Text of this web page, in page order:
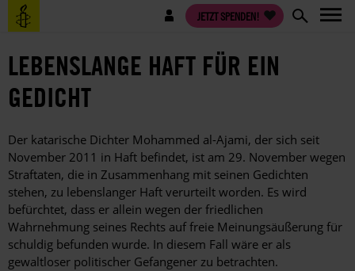
Direkt
zum
Benutzermenü JETZT SPENDEN!
LEBENSLANGE HAFT FÜR EIN
GEDICHT
Der katarische Dichter Mohammed al-Ajami, der sich seit
November 2011 in Haft befindet, ist am 29. November wegen
Straftaten, die in Zusammenhang mit seinen Gedichten
stehen, zu lebenslanger Haft verurteilt worden. Es wird
befürchtet, dass er allein wegen der friedlichen
Wahrnehmung seines Rechts auf freie Meinungsäußerung für
schuldig befunden wurde. In diesem Fall wäre er als
gewaltloser politischer Gefangener zu betrachten.